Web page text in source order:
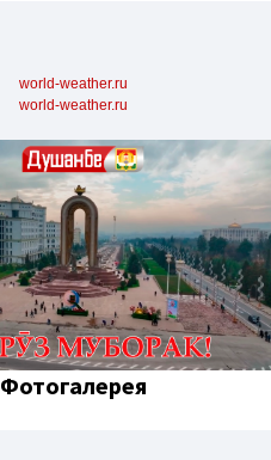
world-weather.ru
world-weather.ru
Фотогалерея